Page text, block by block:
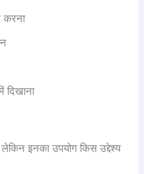
करना
इनका उपयोग किस उद्देश्य